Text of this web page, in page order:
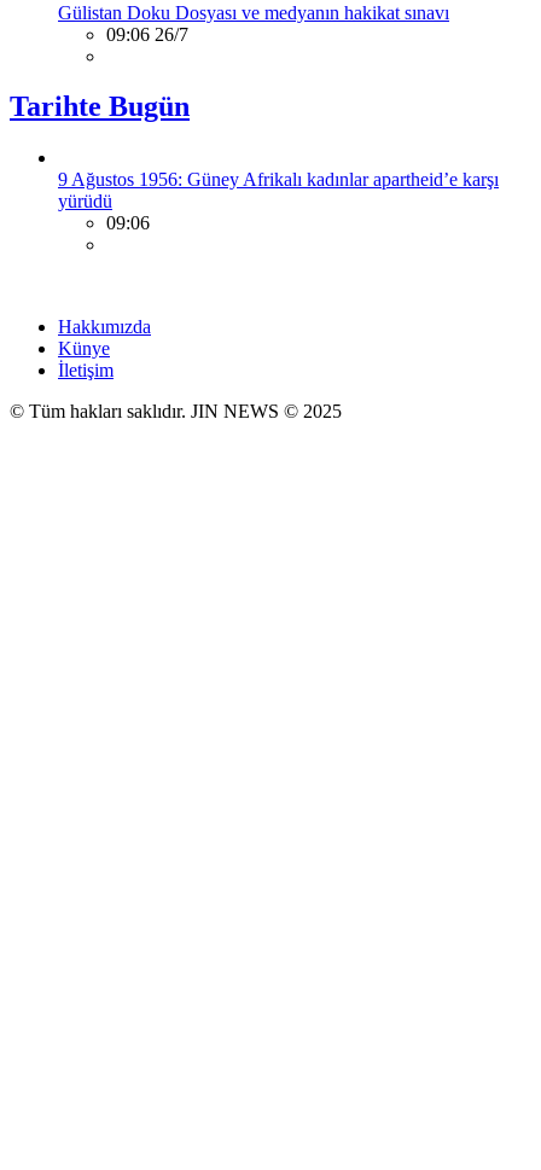
Gülistan Doku Dosyası ve medyanın hakikat sınavı
09:06 26/7
Tarihte Bugün
9 Ağustos 1956: Güney Afrikalı kadınlar apartheid’e karşı
yürüdü
09:06
Hakkımızda
Künye
İletişim
© Tüm hakları saklıdır. JIN NEWS © 2025